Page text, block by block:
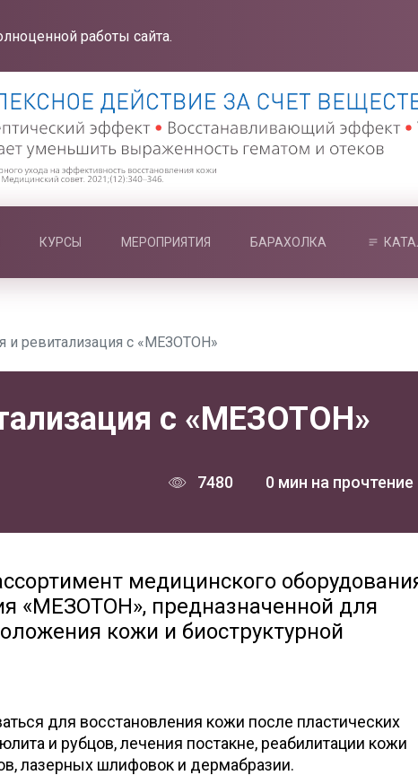
работы сайта.
КУРСЫ МЕРОПРИЯТИЯ БАРАХОЛКА
и ревитализация с «МЕЗОТОН»
с «МЕЗОТОН»
7480 0 мин на прочтение
медицинского
«МЕЗОТОН», предназначенной для
кожи и биоструктурной
для восстановления кожи после пластических
и рубцов, лечения постакне, реабилитации кожи
лазерных шлифовок и дермабразии.